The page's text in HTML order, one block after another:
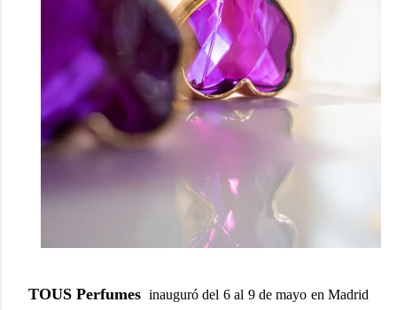
TOUS Perfumes inauguró del 6 al 9 de mayo en Madrid